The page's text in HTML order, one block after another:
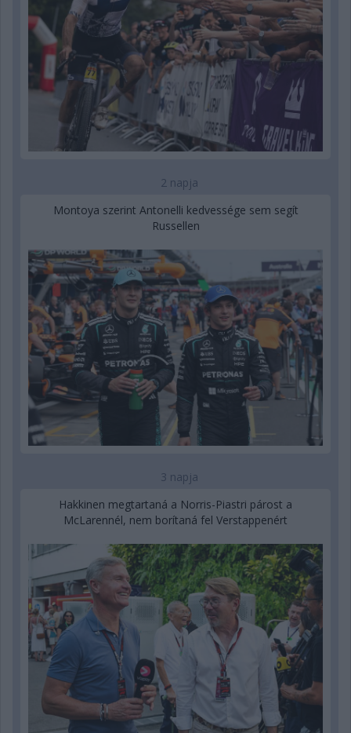
2 napja
Montoya szerint Antonelli kedvessége sem segít
Russellen
3 napja
Hakkinen megtartaná a Norris-Piastri párost a
McLarennél, nem borítaná fel Verstappenért